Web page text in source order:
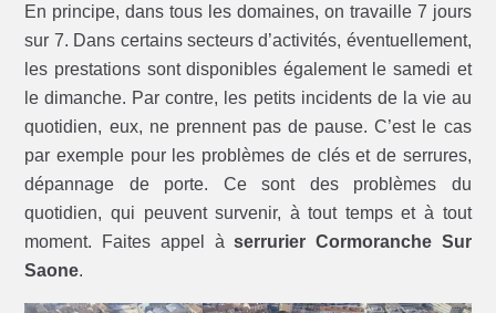
En principe, dans tous les domaines, on travaille 7 jours
sur 7. Dans certains secteurs d’activités, éventuellement,
les prestations sont disponibles également le samedi et
le dimanche. Par contre, les petits incidents de la vie au
quotidien, eux, ne prennent pas de pause. C’est le cas
par exemple pour les problèmes de clés et de serrures,
dépannage de porte. Ce sont des problèmes du
quotidien, qui peuvent survenir, à tout temps et à tout
moment. Faites appel àserrurier Cormoranche Sur
Saone.